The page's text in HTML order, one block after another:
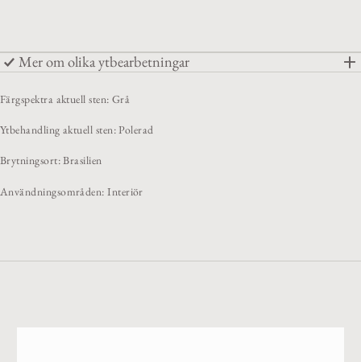
Mer om olika ytbearbetningar
Färgspektra aktuell sten: Grå
Ytbehandling aktuell sten: Polerad
Brytningsort: Brasilien
Användningsområden: Interiör